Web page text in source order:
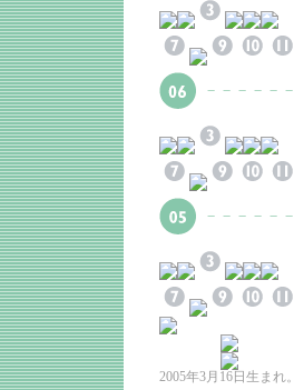
2005年3月16日生まれ。